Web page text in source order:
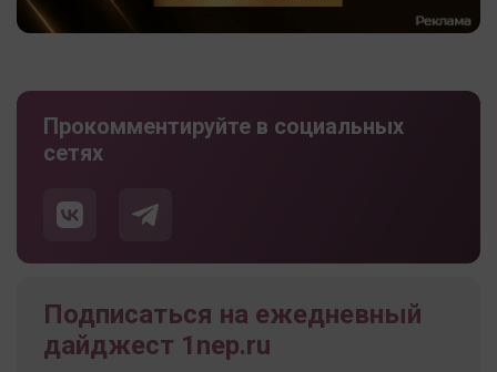
Прокомментируйте в социальных
сетях
Подписаться на ежедневный
дайджест 1nep.ru